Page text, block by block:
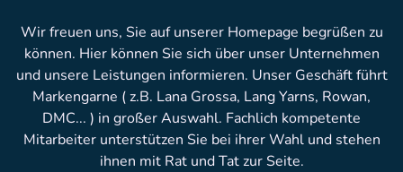
Wir freuen uns, Sie auf unserer Homepage begrüßen zu
können. Hier können Sie sich über unser Unternehmen
und unsere Leistungen informieren. Unser Geschäft führt
Markengarne ( z.B. Lana Grossa, Lang Yarns, Rowan,
DMC... ) in großer Auswahl. Fachlich kompetente
Mitarbeiter unterstützen Sie bei ihrer Wahl und stehen
ihnen mit Rat und Tat zur Seite.